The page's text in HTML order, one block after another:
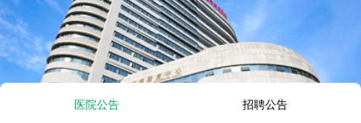
医院公告 招聘公告